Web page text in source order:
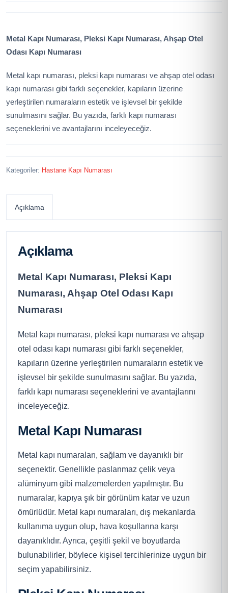
Metal Kapı Numarası, Pleksi Kapı Numarası, Ahşap Otel
Odası Kapı Numarası
Metal kapı numarası, pleksi kapı numarası ve ahşap otel odası
kapı numarası gibi farklı seçenekler, kapıların üzerine
yerleştirilen numaraların estetik ve işlevsel bir şekilde
sunulmasını sağlar. Bu yazıda, farklı kapı numarası
seçeneklerini ve avantajlarını inceleyeceğiz.
Kategoriler: Hastane Kapı Numarası
Açıklama
Açıklama
Metal Kapı Numarası, Pleksi Kapı
Numarası, Ahşap Otel Odası Kapı
Numarası
Metal kapı numarası, pleksi kapı numarası ve ahşap
otel odası kapı numarası gibi farklı seçenekler,
kapıların üzerine yerleştirilen numaraların estetik ve
işlevsel bir şekilde sunulmasını sağlar. Bu yazıda,
farklı kapı numarası seçeneklerini ve avantajlarını
inceleyeceğiz.
Metal Kapı Numarası
Metal kapı numaraları, sağlam ve dayanıklı bir
seçenektir. Genellikle paslanmaz çelik veya
alüminyum gibi malzemelerden yapılmıştır. Bu
numaralar, kapıya şık bir görünüm katar ve uzun
ömürlüdür. Metal kapı numaraları, dış mekanlarda
kullanıma uygun olup, hava koşullarına karşı
dayanıklıdır. Ayrıca, çeşitli şekil ve boyutlarda
bulunabilirler, böylece kişisel tercihlerinize uygun bir
seçim yapabilirsiniz.